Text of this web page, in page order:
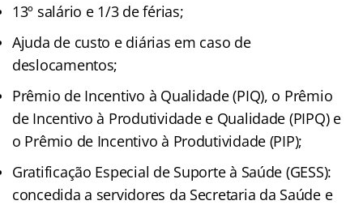
13º salário e 1/3 de férias;
Ajuda de custo e diárias em caso de
deslocamentos;
Prêmio de Incentivo à Qualidade (PIQ), o Prêmio
de Incentivo à Produtividade e Qualidade (PIPQ) e
o Prêmio de Incentivo à Produtividade (PIP);
Gratificação Especial de Suporte à Saúde (GESS):
concedida a servidores da Secretaria da Saúde e